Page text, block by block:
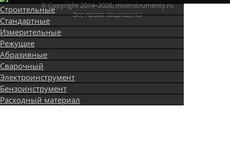
© Copyright 2014–2026, moiinstrumenty.ru
Все права защищены
Строительные
Стандартные
Измерительные
Режущие
Абразивные
Сварочный
Электроинструмент
Бензоинструмент
Расходный материал